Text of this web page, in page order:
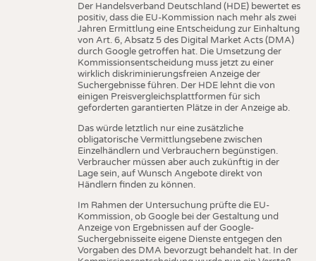
Der Handelsverband Deutschland (HDE) bewertet es
positiv, dass die EU-Kommission nach mehr als zwei
Jahren Ermittlung eine Entscheidung zur Einhaltung
von Art. 6, Absatz 5 des Digital Market Acts (DMA)
durch Google getroffen hat. Die Umsetzung der
Kommissionsentscheidung muss jetzt zu einer
wirklich diskriminierungsfreien Anzeige der
Suchergebnisse führen. Der HDE lehnt die von
einigen Preisvergleichsplattformen für sich
geforderten garantierten Plätze in der Anzeige ab.
Das würde letztlich nur eine zusätzliche
obligatorische Vermittlungsebene zwischen
Einzelhändlern und Verbrauchern begünstigen.
Verbraucher müssen aber auch zukünftig in der
Lage sein, auf Wunsch Angebote direkt von
Händlern finden zu können.
Im Rahmen der Untersuchung prüfte die EU-
Kommission, ob Google bei der Gestaltung und
Anzeige von Ergebnissen auf der Google-
Suchergebnisseite eigene Dienste entgegen den
Vorgaben des DMA bevorzugt behandelt hat. In der